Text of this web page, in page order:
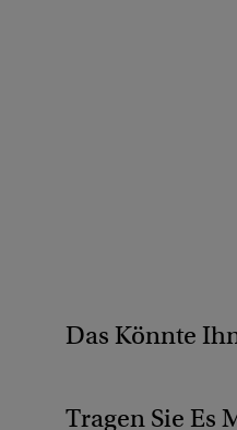
Das Könnte
Tragen Sie Es